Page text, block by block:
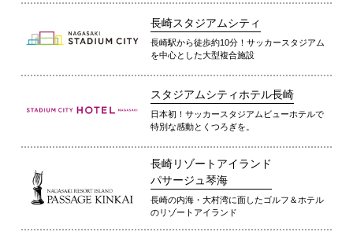
長崎スタジアムシティ
長崎駅から徒歩約10分！サッカースタジアム
を中心とした大型複合施設
スタジアムシティホテル長崎
日本初！サッカースタジアムビューホテルで
特別な感動とくつろぎを。
長崎リゾートアイランド
パサージュ琴海
長崎の内海・大村湾に面したゴルフ＆ホテル
のリゾートアイランド